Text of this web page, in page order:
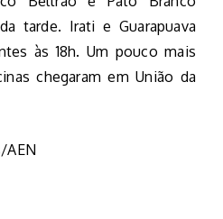
tarde. Irati e Guarapuava
às 18h. Um pouco mais
chegaram em União da
AEN